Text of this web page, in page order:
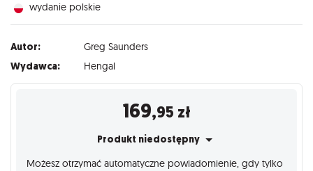
wydanie polskie
Autor: Greg Saunders
Wydawca: Hengal
169,95 zł
Produkt niedostępny
Możesz otrzymać automatyczne powiadomienie, gdy tylko